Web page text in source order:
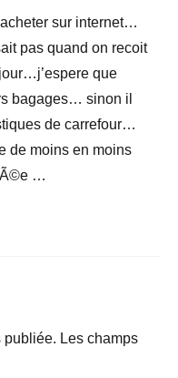
sur internet…
pas quand on recoit
que
bagages… sinon il
de carrefour…
de moins en moins
…
publiée. Les champs